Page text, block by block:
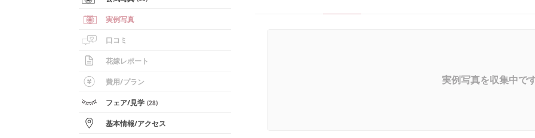
実例写真
口コミ
花嫁レポート
費用/プラン
フェア/見学 (28)
基本情報/アクセス
実例写真を収集中で